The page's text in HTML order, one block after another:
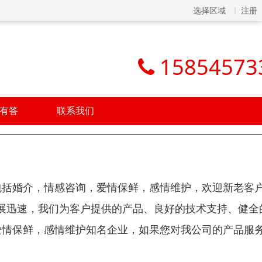
选择区域 注册
答 联系我们
婚介，情感咨询，爱情保鲜，感情维护，欢迎新老客
速，我们为客户提供的产品、良好的技术支持、健全
保鲜，感情维护知名企业，如果您对我公司的产品服